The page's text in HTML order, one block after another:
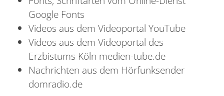
Google Fonts
Videos aus dem Videoportal YouTube
Videos aus dem Videoportal des
Erzbistums Köln medien-tube.de
Nachrichten aus dem Hörfunksender
domradio.de